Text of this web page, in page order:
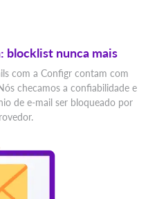
blocklist nunca mais
com a Configr contam com
checamos a confiabilidade e
de e-mail ser bloqueado por